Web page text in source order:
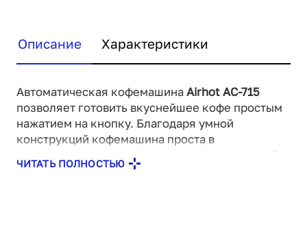
Описание Характеристики
Автоматическая кофемашина Airhot AC-715
позволяет готовить вкуснейшее кофе простым
нажатием на кнопку. Благодаря умной
конструкций кофемашина проста в
использовании и легка в уходе. Качественный и
мощный насос с давлением в 19 бар
ЧИТАТЬ ПОЛНОСТЬЮ